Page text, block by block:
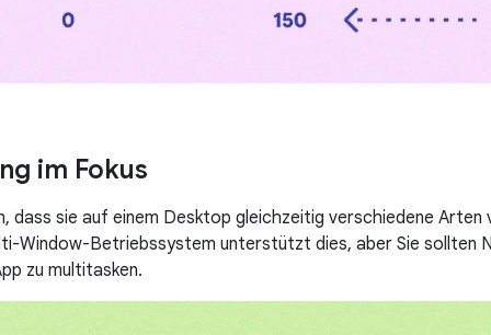
im Fokus
dass sie auf einem Desktop gleichzeitig verschiedene Arten
Window-Betriebssystem unterstützt dies, aber Sie sollten
zu multitasken.